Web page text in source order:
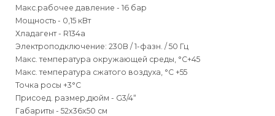
Макс.рабочее давление - 16 бар
Мощность - 0,15 кВт
Хладагент - R134a
Электроподключение: 230В / 1-фазн. / 50 Гц
Макс. температура окружающей среды, °С+45
Макс. температура сжатого воздуха, °С +55
Точка росы +3°С
Присоед. размер,дюйм - G3/4“
Габариты - 52x36x50 см